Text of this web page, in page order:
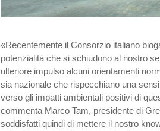
«Recentemente il Consorzio italiano
potenzialità che si schiudono al nostro
ulteriore impulso alcuni orientamenti
sia nazionale che rispecchiano una
verso gli impatti ambientali positivi di
commenta Marco Tam, presidente di
soddisfatti quindi di mettere il nostro